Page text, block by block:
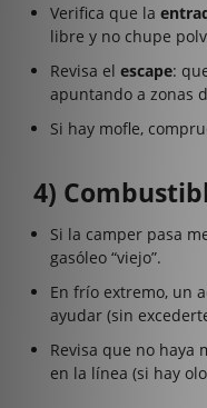
Verifica que la
libre y no chupe
Revisa el escape:
apuntando a zonas
Si hay mofle,
4)
Si la camper pasa
gasóleo “viejo”.
En frío extremo, un
ayudar (sin
Revisa que no haya
en la línea (si hay